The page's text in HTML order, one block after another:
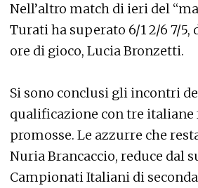
Nell’altro match di ieri del
Turati ha superato 6/1 2/6 7/5,
ore di gioco, Lucia Bronzetti.
Si sono conclusi gli incontri
qualificazione con tre italiane
promosse. Le azzurre che
Nuria Brancaccio, reduce dal
Campionati Italiani di